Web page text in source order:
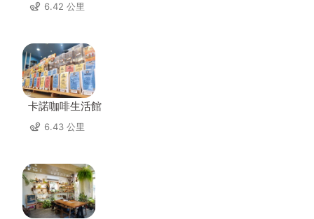
6.42 公里
卡諾咖啡生活館
6.43 公里